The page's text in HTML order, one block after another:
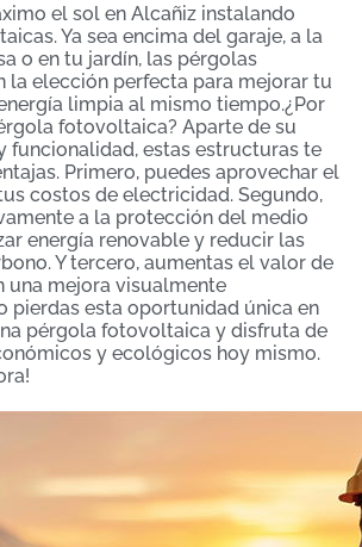
el sol en Alcañiz instalando
Ya sea encima del garaje, a la
o en tu jardín, las pérgolas
la elección perfecta para mejorar tu
limpia al mismo tiempo.¿Por
fotovoltaica? Aparte de su
funcionalidad, estas estructuras te
Primero, puedes aprovechar el
costos de electricidad. Segundo,
a la protección del medio
energía renovable y reducir las
Y tercero, aumentas el valor de
una mejora visualmente
pierdas esta oportunidad única en
pérgola fotovoltaica y disfruta de
y ecológicos hoy mismo.